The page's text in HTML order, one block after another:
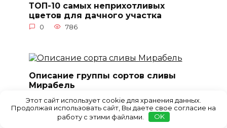
ТОП-10 самых неприхотливых
цветов для дачного участка
0 786
Описание группы сортов сливы
Мирабель
Этот сайт использует cookie для хранения данных.
Продолжая использовать сайт, Вы даете свое согласие на
работу с этими файлами.
OK